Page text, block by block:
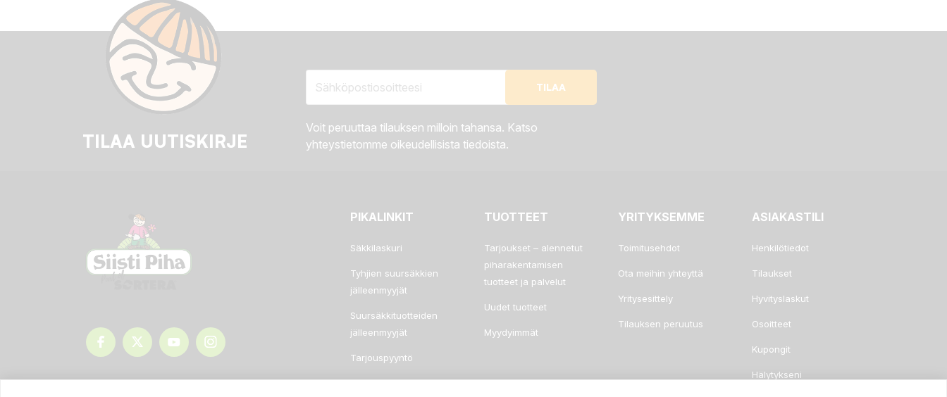
TILAA UUTISKIRJE
Voit peruuttaa tilauksen milloin tahansa. Katso
yhteystietomme oikeudellisista tiedoista.
PIKALINKIT
Säkkilaskuri
Tyhjien suursäkkien
jälleenmyyjät
Suursäkkituotteiden
jälleenmyyjät
Tarjouspyyntö
Usein kysyttyä
TUOTTEET
Tarjoukset – alennetut
piharakentamisen
tuotteet ja palvelut
Uudet tuotteet
Myydyimmät
YRITYKSEMME
Toimitusehdot
Ota meihin yhteyttä
Yritysesittely
Tilauksen peruutus
ASIAKASTILI
Henkilötiedot
Tilaukset
Hyvityslaskut
Osoitteet
Kupongit
Hälytykseni